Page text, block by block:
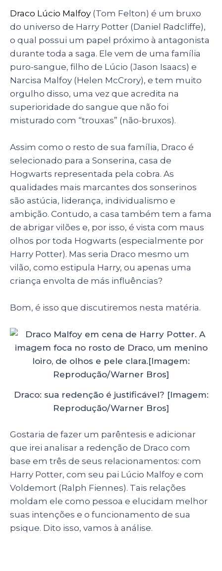
a
ts
A
p
p
c
e
b
o
o
k
k
e
dI
n
a
re
Draco Lúcio Malfoy (Tom Felton) é um bruxo
do universo de Harry Potter (Daniel Radcliffe),
o qual possui um papel próximo à antagonista
durante toda a saga. Ele vem de uma família
puro-sangue, filho de Lúcio (Jason Isaacs) e
Narcisa Malfoy (Helen McCrory), e tem muito
orgulho disso, uma vez que acredita na
superioridade do sangue que não foi
misturado com “trouxas” (não-bruxos).
Assim como o resto de sua família, Draco é
selecionado para a Sonserina, casa de
Hogwarts representada pela cobra. As
qualidades mais marcantes dos sonserinos
são astúcia, liderança, individualismo e
ambição. Contudo, a casa também tem a fama
de abrigar vilões e, por isso, é vista com maus
olhos por toda Hogwarts (especialmente por
Harry Potter). Mas seria Draco mesmo um
vilão, como estipula Harry, ou apenas uma
criança envolta de más influências?
Bom, é isso que discutiremos nesta matéria.
Draco: sua redenção é justificável? [Imagem:
Reprodução/Warner Bros]
Gostaria de fazer um parêntesis e adicionar
que irei analisar a redenção de Draco com
base em três de seus relacionamentos: com
Harry Potter, com seu pai Lúcio Malfoy e com
Voldemort (Ralph Fiennes). Tais relações
moldam ele como pessoa e elucidam melhor
suas intenções e o funcionamento de sua
psique. Dito isso, vamos à análise.